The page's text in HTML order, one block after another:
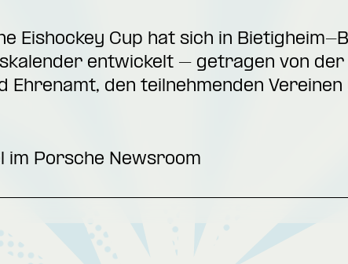
Eishockey Cup hat sich in Bietigheim-
entwickelt – getragen von
Ehrenamt, den teilnehmenden
im Porsche Newsroom